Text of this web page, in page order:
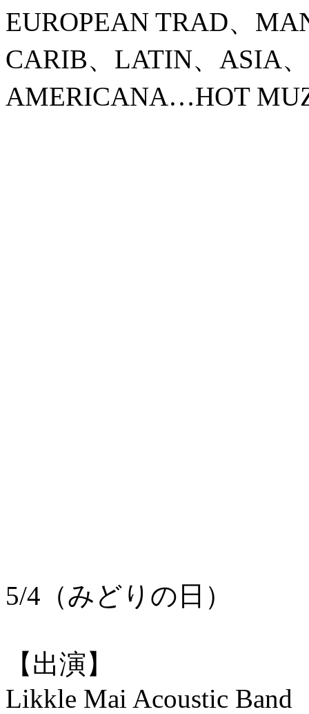
EUROPEAN TRAD、
CARIB、LATIN、ASIA
AMERICANA…HOT
5/4（みどりの日）
【出演】
Likkle Mai Acoustic Band